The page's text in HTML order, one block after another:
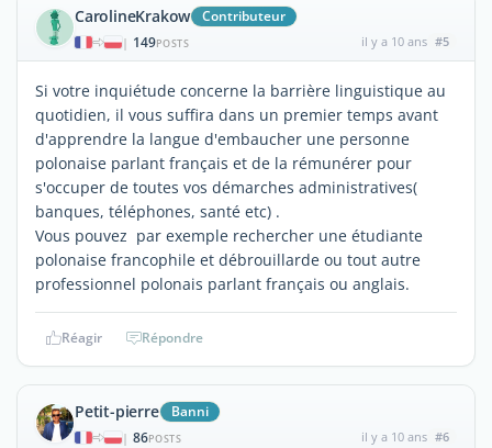
CarolineKrakow Contributeur
| 149POSTS il y a 10 ans #5
Si votre inquiétude concerne la barrière linguistique au
quotidien, il vous suffira dans un premier temps avant
d'apprendre la langue d'embaucher une personne
polonaise parlant français et de la rémunérer pour
s'occuper de toutes vos démarches administratives(
banques, téléphones, santé etc) .
Vous pouvez par exemple rechercher une étudiante
polonaise francophile et débrouillarde ou tout autre
professionnel polonais parlant français ou anglais.
Réagir Répondre
Petit-pierre Banni
| 86POSTS il y a 10 ans #6